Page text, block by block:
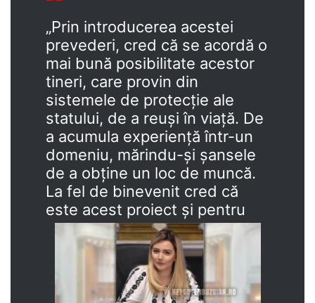
„Prin introducerea acestei
prevederi, cred că se acordă o
mai bună posibilitate acestor
tineri, care provin din
sistemele de protecție ale
statului, de a reuși în viață. De
a acumula experiență într-un
domeniu, mărindu-și șansele
de a obține un loc de muncă.
La fel de binevenit cred că
este acest proiect și pentru